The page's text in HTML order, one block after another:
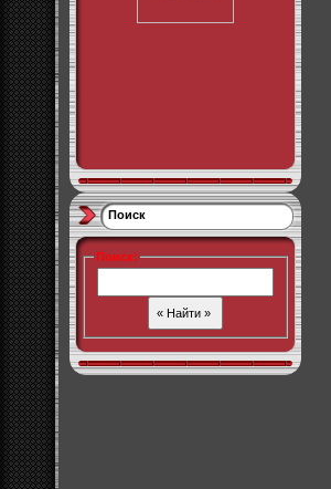
Поиск
Поиск: